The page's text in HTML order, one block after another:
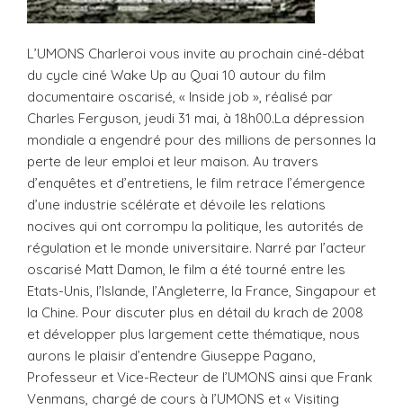
L’UMONS Charleroi vous invite au prochain ciné-débat
du cycle ciné Wake Up au Quai 10 autour du film
documentaire oscarisé, « Inside job », réalisé par
Charles Ferguson, jeudi 31 mai, à 18h00.La dépression
mondiale a engendré pour des millions de personnes la
perte de leur emploi et leur maison. Au travers
d’enquêtes et d’entretiens, le film retrace l’émergence
d’une industrie scélérate et dévoile les relations
nocives qui ont corrompu la politique, les autorités de
régulation et le monde universitaire. Narré par l’acteur
oscarisé Matt Damon, le film a été tourné entre les
Etats-Unis, l’Islande, l’Angleterre, la France, Singapour et
la Chine. Pour discuter plus en détail du krach de 2008
et développer plus largement cette thématique, nous
aurons le plaisir d’entendre Giuseppe Pagano,
Professeur et Vice-Recteur de l’UMONS ainsi que Frank
Venmans, chargé de cours à l’UMONS et « Visiting